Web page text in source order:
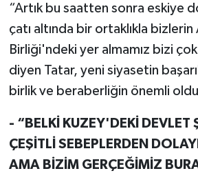
“Artık bu saatten sonra eskiye
çatı altında bir ortaklıkla bizlerin
Birliği'ndeki yer almamız bizi
diyen Tatar, yeni siyasetin
birlik ve beraberliğin önemli
- “BELKİ KUZEY'DEKİ DEVLET
ÇEŞİTLİ SEBEPLERDEN
AMA BİZİM GERÇEĞİMİZ